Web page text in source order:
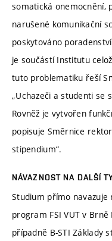
somatická onemocnění,
narušené komunikační
poskytováno
je součástí Institutu
tuto problematiku řeší
„Uchazeči a studenti se
Rovněž je vytvořen
popisuje Směrnice
stipendium“.
NÁVAZNOST NA DALŠÍ
Studium přímo navazuje
program FSI VUT v
případně B-STI Základy